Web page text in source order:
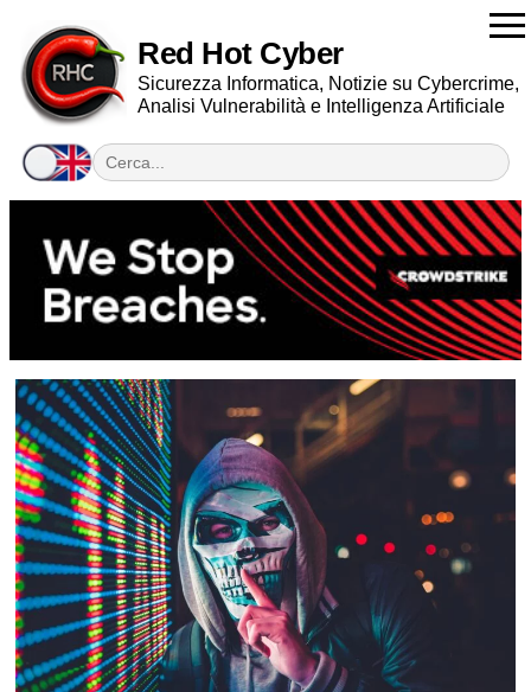
Red Hot Cyber
Sicurezza Informatica, Notizie su Cybercrime,
Analisi Vulnerabilità e Intelligenza Artificiale